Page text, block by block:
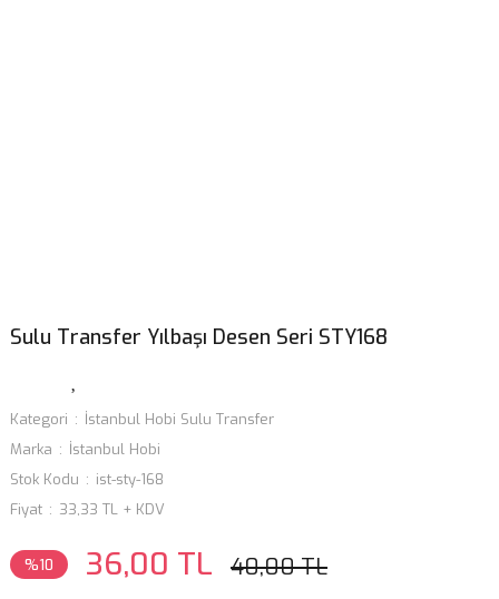
Sulu Transfer Yılbaşı Desen Seri STY168
Kategori
İstanbul Hobi Sulu Transfer
Marka
İstanbul Hobi
Stok Kodu
ist-sty-168
Fiyat
33,33 TL + KDV
%10 36,00 TL 40,00 TL